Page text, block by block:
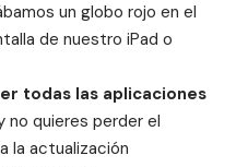
un globo rojo en el
de nuestro iPad o
todas las aplicaciones
no quieres perder el
la actualización